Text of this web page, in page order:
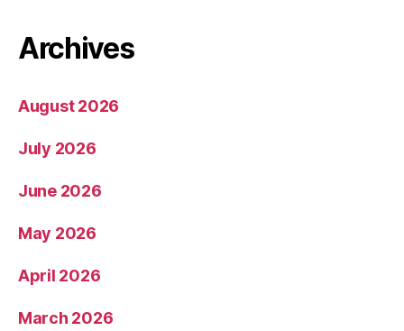
Archives
August 2026
July 2026
June 2026
May 2026
April 2026
March 2026